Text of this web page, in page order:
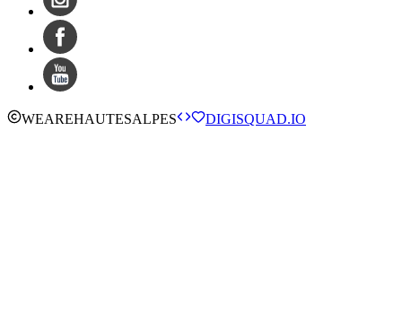
WEAREHAUTESALPES DIGISQUAD.IO